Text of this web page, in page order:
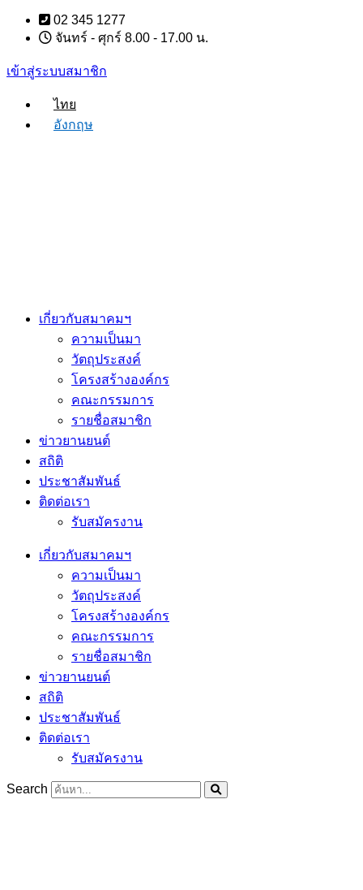
Skip
content
02 345 1277
จันทร์ - ศุกร์ 8.00 - 17.00 น.
เข้าสู่ระบบสมาชิก
ไทย
อังกฤษ
เกี่ยวกับสมาคมฯ
ความเป็นมา
วัตถุประสงค์
โครงสร้างองค์กร
คณะกรรมการ
รายชื่อสมาชิก
ข่าวยานยนต์
สถิติ
ประชาสัมพันธ์
ติดต่อเรา
รับสมัครงาน
เกี่ยวกับสมาคมฯ
ความเป็นมา
วัตถุประสงค์
โครงสร้างองค์กร
คณะกรรมการ
รายชื่อสมาชิก
ข่าวยานยนต์
สถิติ
ประชาสัมพันธ์
ติดต่อเรา
รับสมัครงาน
Search